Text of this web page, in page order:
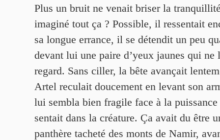
Plus un bruit ne venait briser la
imaginé tout ça ? Possible, il ressentait
sa longue errance, il se détendit un peu
devant lui une paire d’yeux jaunes qui ne
regard. Sans ciller, la bête avançait
Artel reculait doucement en levant son
lui sembla bien fragile face à la
sentait dans la créature. Ça avait du être
panthère tacheté des monts de Namir,